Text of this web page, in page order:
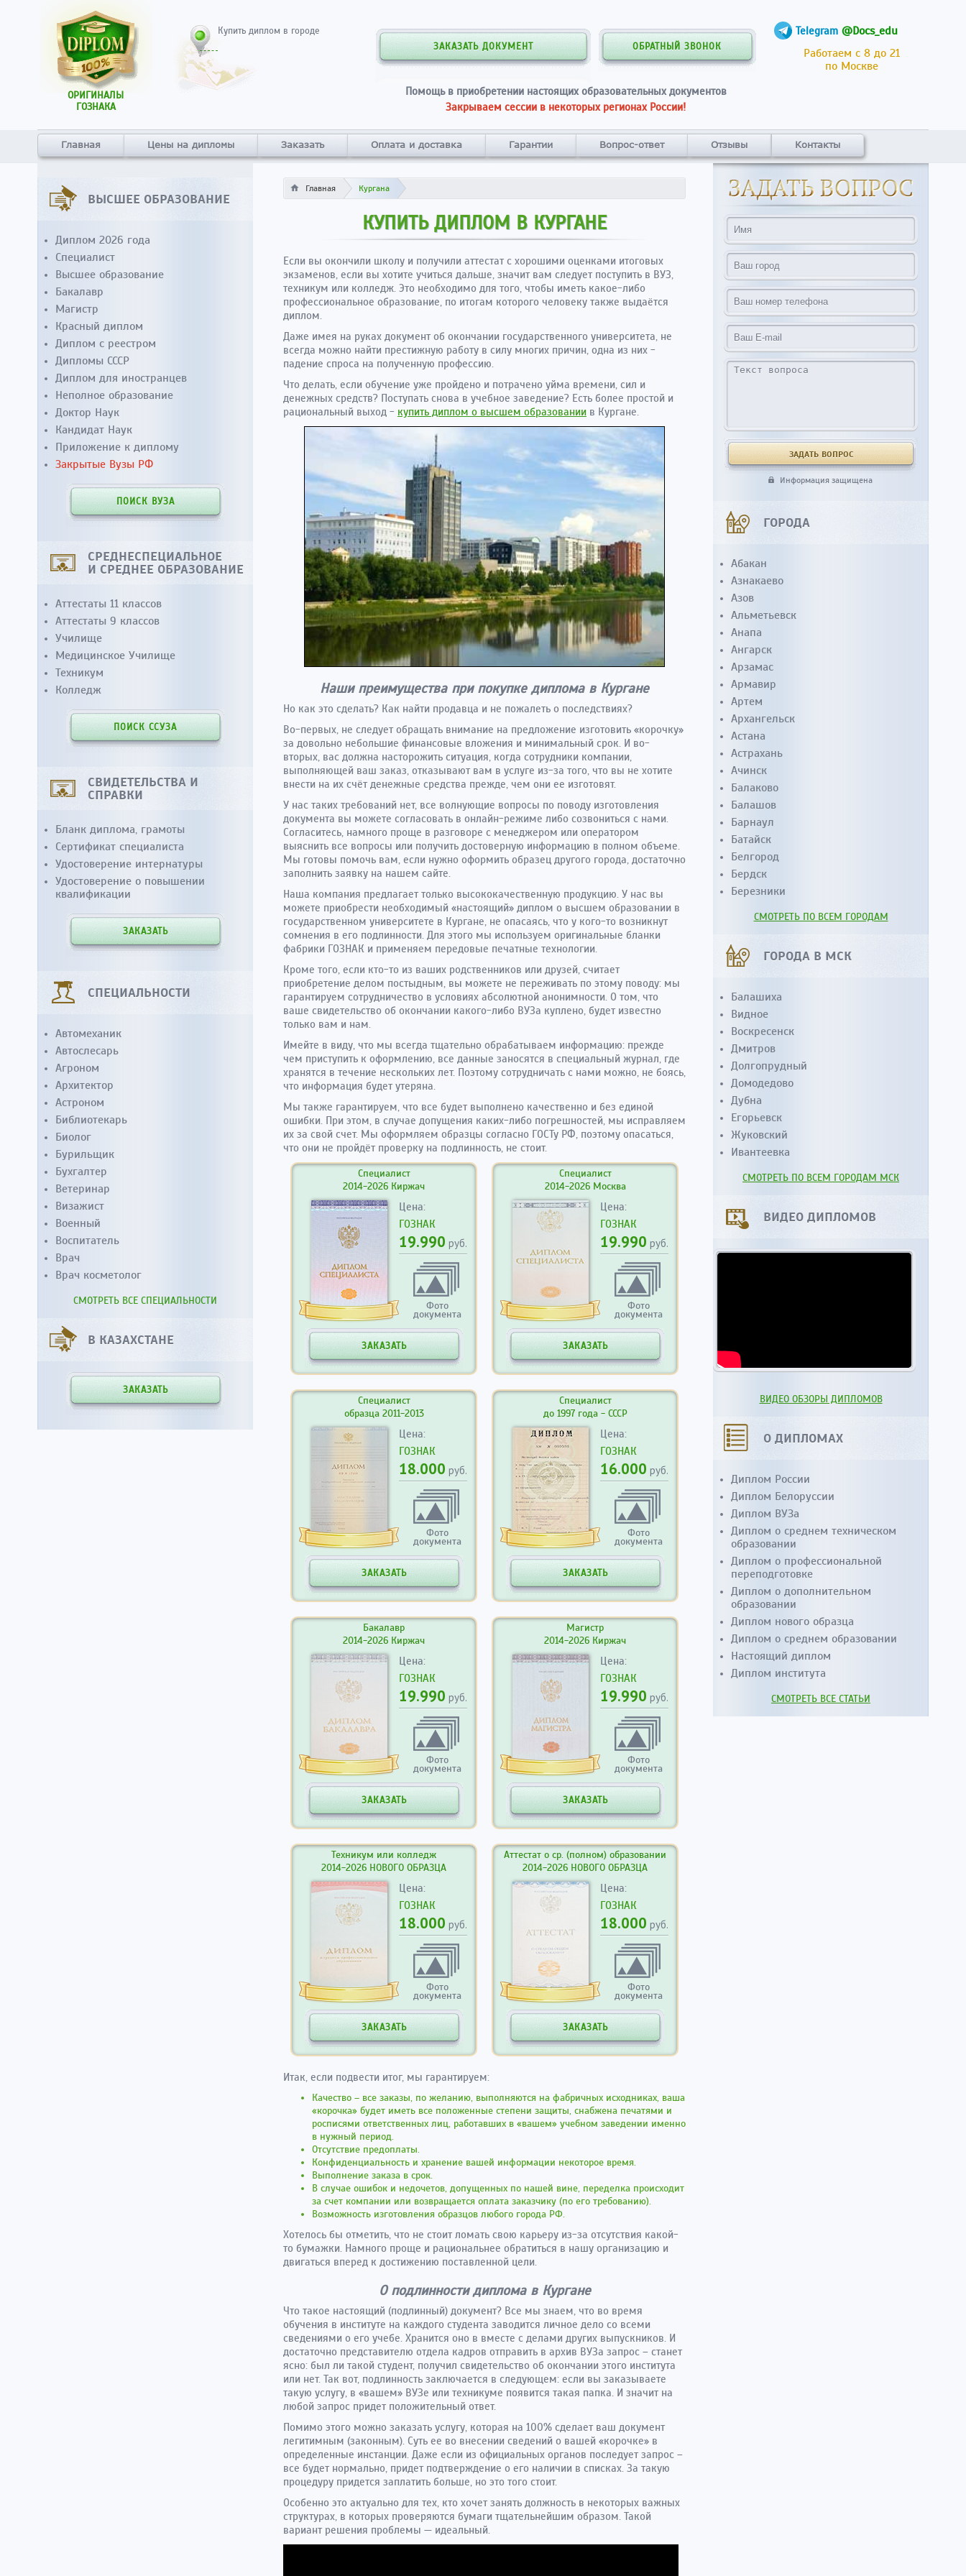
ОРИГИНАЛЫ
ГОЗНАКА
Купить диплом в городе Telegram @Docs_edu
Работаем с 8 до 21
по Москве
ЗАКАЗАТЬ ДОКУМЕНТ ОБРАТНЫЙ ЗВОНОК
Помощь в приобретении настоящих образовательных документов
Закрываем сессии в некоторых регионах России!
Главная Цены на дипломы Заказать Оплата и доставка Гарантии Вопрос-ответ Отзывы Контакты
Главная Кургана
КУПИТЬ ДИПЛОМ В КУРГАНЕ
Если вы окончили школу и получили аттестат с хорошими оценками итоговых
экзаменов, если вы хотите учиться дальше, значит вам следует поступить в ВУЗ,
техникум или колледж. Это необходимо для того, чтобы иметь какое-либо
профессиональное образование, по итогам которого человеку также выдаётся
диплом.
Даже имея на руках документ об окончании государственного университета, не
всегда можно найти престижную работу в силу многих причин, одна из них -
падение спроса на полученную профессию.
Что делать, если обучение уже пройдено и потрачено уйма времени, сил и
денежных средств? Поступать снова в учебное заведение? Есть более простой и
рациональный выход - купить диплом о высшем образовании в Кургане.
Наши преимущества при покупке диплома в Кургане
Но как это сделать? Как найти продавца и не пожалеть о последствиях?
Во-первых, не следует обращать внимание на предложение изготовить «корочку»
за довольно небольшие финансовые вложения и минимальный срок. И во-
вторых, вас должна насторожить ситуация, когда сотрудники компании,
выполняющей ваш заказ, отказывают вам в услуге из-за того, что вы не хотите
внести на их счёт денежные средства прежде, чем они ее изготовят.
У нас таких требований нет, все волнующие вопросы по поводу изготовления
документа вы можете согласовать в онлайн-режиме либо созвониться с нами.
Согласитесь, намного проще в разговоре с менеджером или оператором
выяснить все вопросы или получить достоверную информацию в полном объеме.
Мы готовы помочь вам, если нужно оформить образец другого города, достаточно
заполнить заявку на нашем сайте.
Наша компания предлагает только высококачественную продукцию. У нас вы
можете приобрести необходимый «настоящий» диплом о высшем образовании в
государственном университете в Кургане, не опасаясь, что у кого-то возникнут
сомнения в его подлинности. Для этого мы используем оригинальные бланки
фабрики ГОЗНАК и применяем передовые печатные технологии.
Кроме того, если кто-то из ваших родственников или друзей, считает
приобретение делом постыдным, вы можете не переживать по этому поводу: мы
гарантируем сотрудничество в условиях абсолютной анонимности. О том, что
ваше свидетельство об окончании какого-либо ВУЗа куплено, будет известно
только вам и нам.
Имейте в виду, что мы всегда тщательно обрабатываем информацию: прежде
чем приступить к оформлению, все данные заносятся в специальный журнал, где
хранятся в течение нескольких лет. Поэтому сотрудничать с нами можно, не боясь,
что информация будет утеряна.
Мы также гарантируем, что все будет выполнено качественно и без единой
ошибки. При этом, в случае допущения каких-либо погрешностей, мы исправляем
их за свой счет. Мы оформляем образцы согласно ГОСТу РФ, поэтому опасаться,
что они не пройдёт проверку на подлинность, не стоит.
Специалист
2014-2026 Киржач
Цена:
ГОЗНАК
19.990 руб.
Фото
документа
ЗАКАЗАТЬ
Специалист
2014-2026 Москва
Цена:
ГОЗНАК
19.990 руб.
Фото
документа
ЗАКАЗАТЬ
Специалист
образца 2011-2013
Цена:
ГОЗНАК
18.000 руб.
Фото
документа
ЗАКАЗАТЬ
Специалист
до 1997 года - СССР
Цена:
ГОЗНАК
16.000 руб.
Фото
документа
ЗАКАЗАТЬ
Бакалавр
2014-2026 Киржач
Цена:
ГОЗНАК
19.990 руб.
Фото
документа
ЗАКАЗАТЬ
Магистр
2014-2026 Киржач
Цена:
ГОЗНАК
19.990 руб.
Фото
документа
ЗАКАЗАТЬ
Техникум или колледж
2014-2026 НОВОГО ОБРАЗЦА
Цена:
ГОЗНАК
18.000 руб.
Фото
документа
ЗАКАЗАТЬ
Аттестат о ср. (полном) образовании
2014-2026 НОВОГО ОБРАЗЦА
Цена:
ГОЗНАК
18.000 руб.
Фото
документа
ЗАКАЗАТЬ
Итак, если подвести итог, мы гарантируем:
Качество – все заказы, по желанию, выполняются на фабричных исходниках, ваша
«корочка» будет иметь все положенные степени защиты, снабжена печатями и
росписями ответственных лиц, работавших в «вашем» учебном заведении именно
в нужный период.
Отсутствие предоплаты.
Конфиденциальность и хранение вашей информации некоторое время.
Выполнение заказа в срок.
В случае ошибок и недочетов, допущенных по нашей вине, переделка происходит
за счет компании или возвращается оплата заказчику (по его требованию).
Возможность изготовления образцов любого города РФ.
Хотелось бы отметить, что не стоит ломать свою карьеру из-за отсутствия какой-
то бумажки. Намного проще и рациональнее обратиться в нашу организацию и
двигаться вперед к достижению поставленной цели.
О подлинности диплома в Кургане
Что такое настоящий (подлинный) документ? Все мы знаем, что во время
обучения в институте на каждого студента заводится личное дело со всеми
сведениями о его учебе. Хранится оно в вместе с делами других выпускников. И
достаточно представителю отдела кадров отправить в архив ВУЗа запрос – станет
ясно: был ли такой студент, получил свидетельство об окончании этого института
или нет. Так вот, подлинность заключается в следующем: если вы заказываете
такую услугу, в «вашем» ВУЗе или техникуме появится такая папка. И значит на
любой запрос придет положительный ответ.
Помимо этого можно заказать услугу, которая на 100% сделает ваш документ
легитимным (законным). Суть ее во внесении сведений о вашей «корочке» в
определенные инстанции. Даже если из официальных органов последует запрос –
все будет нормально, придет подтверждение о его наличии в списках. За такую
процедуру придется заплатить больше, но это того стоит.
Особенно это актуально для тех, кто хочет занять должность в некоторых важных
структурах, в которых проверяются бумаги тщательнейшим образом. Такой
вариант решения проблемы — идеальный.
ВЫСШЕЕ ОБРАЗОВАНИЕ
Диплом 2026 года
Специалист
Высшее образование
Бакалавр
Магистр
Красный диплом
Диплом с реестром
Дипломы СССР
Диплом для иностранцев
Неполное образование
Доктор Наук
Кандидат Наук
Приложение к диплому
Закрытые Вузы РФ
ПОИСК ВУЗА
СРЕДНЕСПЕЦИАЛЬНОЕ
И СРЕДНЕЕ ОБРАЗОВАНИЕ
Аттестаты 11 классов
Аттестаты 9 классов
Училище
Медицинское Училище
Техникум
Колледж
ПОИСК ССУЗА
СВИДЕТЕЛЬСТВА И
СПРАВКИ
Бланк диплома, грамоты
Сертификат специалиста
Удостоверение интернатуры
Удостоверение о повышении
квалификации
ЗАКАЗАТЬ
СПЕЦИАЛЬНОСТИ
Автомеханик
Автослесарь
Агроном
Архитектор
Астроном
Библиотекарь
Биолог
Бурильщик
Бухгалтер
Ветеринар
Визажист
Военный
Воспитатель
Врач
Врач косметолог
СМОТРЕТЬ ВСЕ СПЕЦИАЛЬНОСТИ
В КАЗАХСТАНЕ
ЗАКАЗАТЬ
Информация защищена
ГОРОДА
Абакан
Азнакаево
Азов
Альметьевск
Анапа
Ангарск
Арзамас
Армавир
Артем
Архангельск
Астана
Астрахань
Ачинск
Балаково
Балашов
Барнаул
Батайск
Белгород
Бердск
Березники
СМОТРЕТЬ ПО ВСЕМ ГОРОДАМ
ГОРОДА В МСК
Балашиха
Видное
Воскресенск
Дмитров
Долгопрудный
Домодедово
Дубна
Егорьевск
Жуковский
Ивантеевка
СМОТРЕТЬ ПО ВСЕМ ГОРОДАМ МСК
ВИДЕО ДИПЛОМОВ
ВИДЕО ОБЗОРЫ ДИПЛОМОВ
О ДИПЛОМАХ
Диплом России
Диплом Белоруссии
Диплом ВУЗа
Диплом о среднем техническом
образовании
Диплом о профессиональной
переподготовке
Диплом о дополнительном
образовании
Диплом нового образца
Диплом о среднем образовании
Настоящий диплом
Диплом института
СМОТРЕТЬ ВСЕ СТАТЬИ